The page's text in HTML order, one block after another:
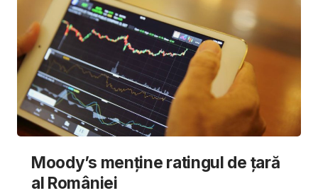
Moody’s menține ratingul de țară
al României